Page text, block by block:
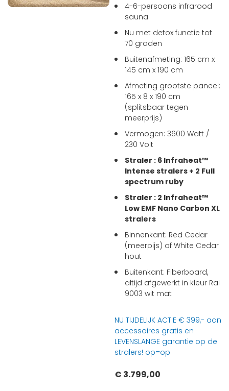
4-6-persoons infrarood
sauna
Nu met detox functie tot
70 graden
Buitenafmeting: 165 cm x
145 cm x 190 cm
Afmeting grootste paneel:
165 x 8 x 190 cm
(splitsbaar tegen
meerprijs)
Vermogen: 3600 Watt /
230 Volt
Straler : 6 Infraheat™
Intense stralers + 2 Full
spectrum ruby
Straler : 2 Infraheat™
Low EMF Nano Carbon XL
stralers
Binnenkant: Red Cedar
(meerpijs) of White Cedar
hout
Buitenkant: Fiberboard,
altijd afgewerkt in kleur Ral
9003 wit mat
NU TIJDELIJK ACTIE € 399,- aan
accessoires gratis en
LEVENSLANGE garantie op de
stralers! op=op
€ 3.799,00